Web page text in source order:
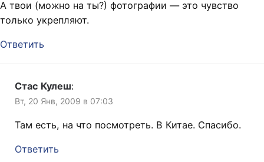
А твои (можно на ты?) фотографии — это чувство
только укрепляют.
Ответить
Стас Кулеш:
Вт, 20 Янв, 2009 в 07:03
Там есть, на что посмотреть. В Китае. Спасибо.
Ответить